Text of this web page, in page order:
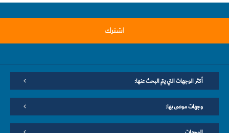
اشترك
أكثر الوجهات التي يتم البحث عنها:
وجهات موصى بها: